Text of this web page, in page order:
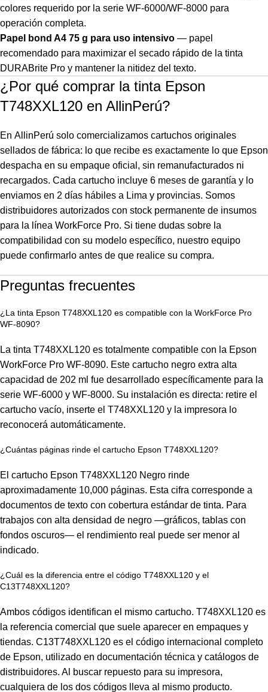
colores requerido por la serie WF-6000/WF-8000 para
operación completa.
Papel bond A4 75 g para uso intensivo — papel
recomendado para maximizar el secado rápido de la tinta
DURABrite Pro y mantener la nitidez del texto.
¿Por qué comprar la tinta Epson
T748XXL120 en AllinPerú?
En AllinPerú solo comercializamos cartuchos originales
sellados de fábrica: lo que recibe es exactamente lo que Epson
despacha en su empaque oficial, sin remanufacturados ni
recargados. Cada cartucho incluye 6 meses de garantía y lo
enviamos en 2 días hábiles a Lima y provincias. Somos
distribuidores autorizados con stock permanente de insumos
para la línea WorkForce Pro. Si tiene dudas sobre la
compatibilidad con su modelo específico, nuestro equipo
puede confirmarlo antes de que realice su compra.
Preguntas frecuentes
¿La tinta Epson T748XXL120 es compatible con la WorkForce Pro
WF-8090?
La tinta T748XXL120 es totalmente compatible con la Epson
WorkForce Pro WF-8090. Este cartucho negro extra alta
capacidad de 202 ml fue desarrollado específicamente para la
serie WF-6000 y WF-8000. Su instalación es directa: retire el
cartucho vacío, inserte el T748XXL120 y la impresora lo
reconocerá automáticamente.
¿Cuántas páginas rinde el cartucho Epson T748XXL120?
El cartucho Epson T748XXL120 Negro rinde
aproximadamente 10,000 páginas. Esta cifra corresponde a
documentos de texto con cobertura estándar de tinta. Para
trabajos con alta densidad de negro —gráficos, tablas con
fondos oscuros— el rendimiento real puede ser menor al
indicado.
¿Cuál es la diferencia entre el código T748XXL120 y el
C13T748XXL120?
Ambos códigos identifican el mismo cartucho. T748XXL120 es
la referencia comercial que suele aparecer en empaques y
tiendas. C13T748XXL120 es el código internacional completo
de Epson, utilizado en documentación técnica y catálogos de
distribuidores. Al buscar repuesto para su impresora,
cualquiera de los dos códigos lleva al mismo producto.